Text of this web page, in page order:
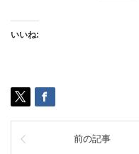
いいね:
前の記事